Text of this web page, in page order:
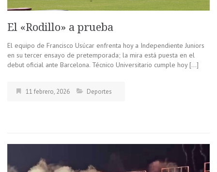
El «Rodillo» a prueba
El equipo de Francisco Usúcar enfrenta hoy a Independiente Juniors
en su tercer ensayo de pretemporada; la mira está puesta en el
debut oficial ante Barcelona. Técnico Universitario cumple hoy […]
11 febrero, 2026 Deportes